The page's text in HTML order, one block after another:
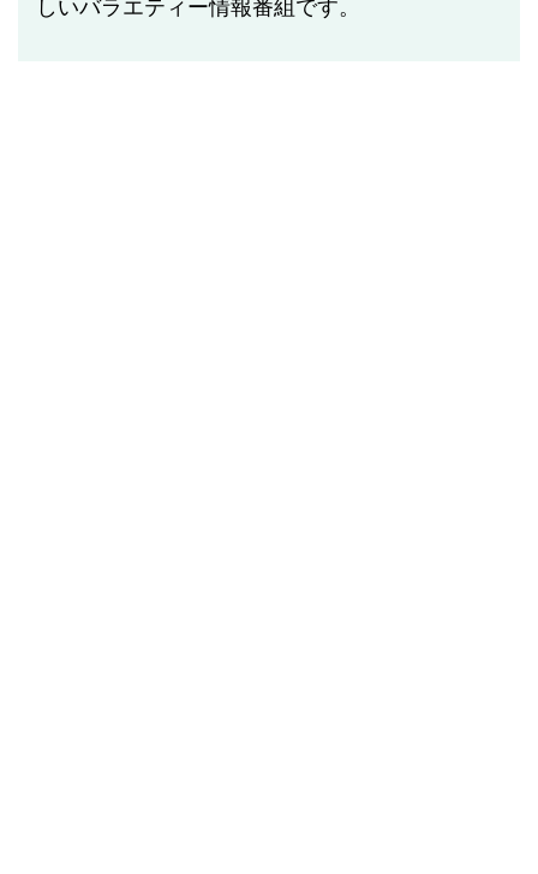
しいバラエティー情報番組です。